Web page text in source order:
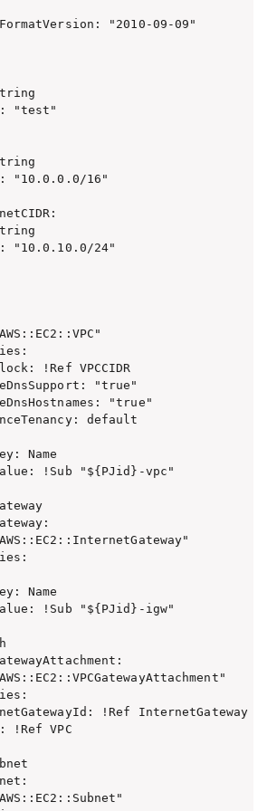
"2010-09-09"
"test"
"10.0.0.0/16"
"10.0.10.0/24"
!Ref VPCCIDR
"true"
"true"
default
Name
!Sub "${PJid}-vpc"
Name
!Sub "${PJid}-igw"
!Ref InternetGateway
!Ref VPC